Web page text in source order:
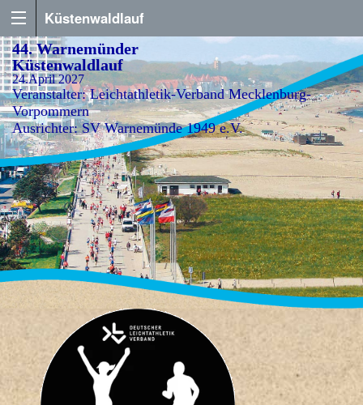
Küstenwaldlauf
44. Warnemünder
Küstenwaldlauf
24.April 2027
Veranstalter: Leichtathletik-Verband Mecklenburg-
Vorpommern
Ausrichter: SV Warnemünde 1949 e.V.